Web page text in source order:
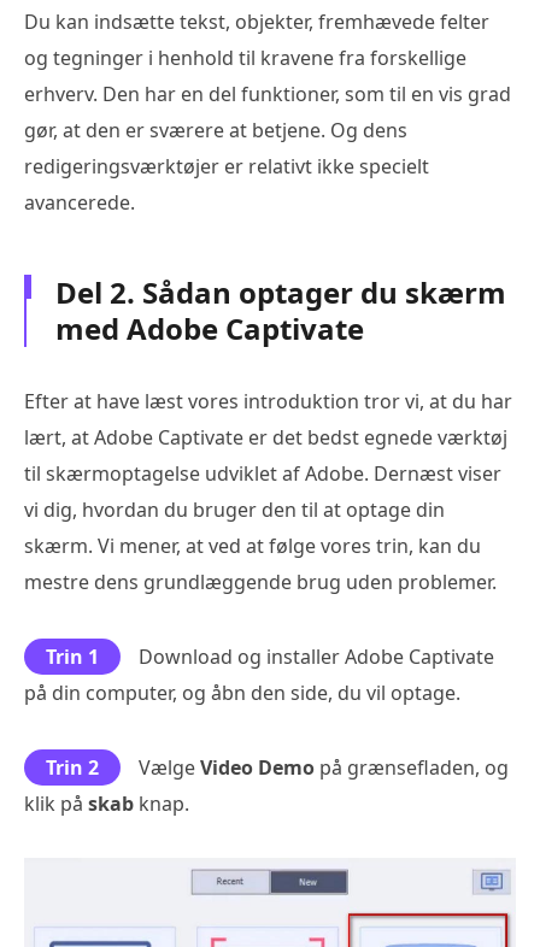
Du kan indsætte tekst, objekter, fremhævede felter
og tegninger i henhold til kravene fra forskellige
erhverv. Den har en del funktioner, som til en vis grad
gør, at den er sværere at betjene. Og dens
redigeringsværktøjer er relativt ikke specielt
avancerede.
Del 2. Sådan optager du skærm
med Adobe Captivate
Efter at have læst vores introduktion tror vi, at du har
lært, at Adobe Captivate er det bedst egnede værktøj
til skærmoptagelse udviklet af Adobe. Dernæst viser
vi dig, hvordan du bruger den til at optage din
skærm. Vi mener, at ved at følge vores trin, kan du
mestre dens grundlæggende brug uden problemer.
Trin 1
Download og installer Adobe Captivate
på din computer, og åbn den side, du vil optage.
Trin 2 VælgeVideo Demo på grænsefladen, og
klik på skab knap.